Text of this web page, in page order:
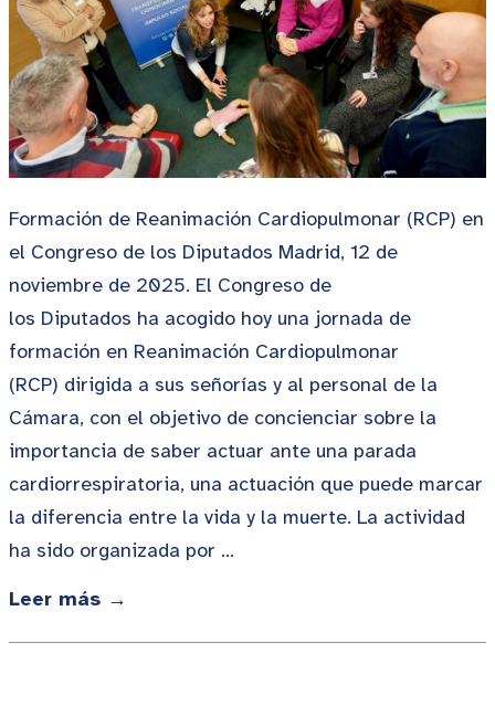
Formación de Reanimación Cardiopulmonar (RCP) en
el Congreso de los Diputados Madrid, 12 de
noviembre de 2025. El Congreso de
los Diputados ha acogido hoy una jornada de
formación en Reanimación Cardiopulmonar
(RCP) dirigida a sus señorías y al personal de la
Cámara, con el objetivo de concienciar sobre la
importancia de saber actuar ante una parada
cardiorrespiratoria, una actuación que puede marcar
la diferencia entre la vida y la muerte. La actividad
ha sido organizada por …
Leer más →